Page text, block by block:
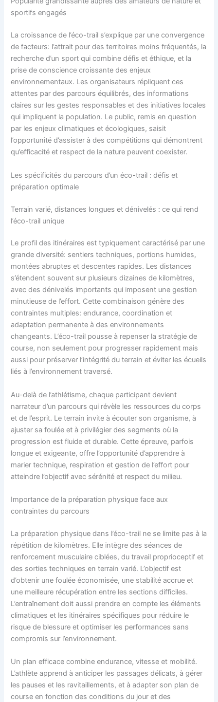
sportifs engagés
La croissance de l’éco-trail s’explique par une convergence
de facteurs: l’attrait pour des territoires moins fréquentés, la
recherche d’un sport qui combine défis et éthique, et la
prise de conscience croissante des enjeux
environnementaux. Les organisateurs répliquent ces
attentes par des parcours équilibrés, des informations
claires sur les gestes responsables et des initiatives locales
qui impliquent la population. Le public, remis en question
par les enjeux climatiques et écologiques, saisit
l’opportunité d’assister à des compétitions qui démontrent
qu’efficacité et respect de la nature peuvent coexister.
Les spécificités du parcours d’un éco-trail : défis et
préparation optimale
Terrain varié, distances longues et dénivelés : ce qui rend
l’éco-trail unique
Le profil des itinéraires est typiquement caractérisé par une
grande diversité: sentiers techniques, portions humides,
montées abruptes et descentes rapides. Les distances
s’étendent souvent sur plusieurs dizaines de kilomètres,
avec des dénivelés importants qui imposent une gestion
minutieuse de l’effort. Cette combinaison génère des
contraintes multiples: endurance, coordination et
adaptation permanente à des environnements
changeants. L’éco-trail pousse à repenser la stratégie de
course, non seulement pour progresser rapidement mais
aussi pour préserver l’intégrité du terrain et éviter les écueils
liés à l’environnement traversé.
Au-delà de l’athlétisme, chaque participant devient
narrateur d’un parcours qui révèle les ressources du corps
et de l’esprit. Le terrain invite à écouter son organisme, à
ajuster sa foulée et à privilégier des segments où la
progression est fluide et durable. Cette épreuve, parfois
longue et exigeante, offre l’opportunité d’apprendre à
marier technique, respiration et gestion de l’effort pour
atteindre l’objectif avec sérénité et respect du milieu.
Importance de la préparation physique face aux
contraintes du parcours
La préparation physique dans l’éco-trail ne se limite pas à la
répétition de kilomètres. Elle intègre des séances de
renforcement musculaire ciblées, du travail proprioceptif et
des sorties techniques en terrain varié. L’objectif est
d’obtenir une foulée économisée, une stabilité accrue et
une meilleure récupération entre les sections difficiles.
L’entraînement doit aussi prendre en compte les éléments
climatiques et les itinéraires spécifiques pour réduire le
risque de blessure et optimiser les performances sans
compromis sur l’environnement.
Un plan efficace combine endurance, vitesse et mobilité.
L’athlète apprend à anticiper les passages délicats, à gérer
les pauses et les ravitaillements, et à adapter son plan de
course en fonction des conditions du jour et des